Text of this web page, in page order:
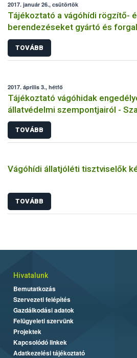
2017. január 26., csütörtök
Tájékoztató a vágóhídi rögzítő-
berendezéseket gyártó és
számára
TOVÁBB
2017. április 3., hétfő
Tájékoztató vágóhidak
állatvédelmi szempontjairól -
előírások
TOVÁBB
Vágóhídi állatjóléti tisztviselők
TOVÁBB
Hivatalunk
Bemutatkozás
Szervezeti felépítés
Gazdálkodási adatok
Felügyeleti szervünk
Projektek
Kapcsolódó linkek
Adatkezelési tájékoztató